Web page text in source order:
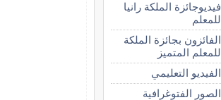
فيديوجائزة الملكة رانيا
للمعلم
الفائزون بجائزة الملكة
للمعلم المتميز
الفيديو التعليمي
الصور الفتوغرافية